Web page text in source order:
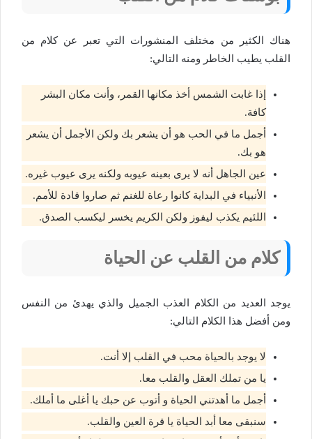
هناك الكثير من مختلف المنشورات التي تعبر عن كلام من
القلب يطيب الخاطر ومنه التالي:
إذا غابت الشمس أخذ مكانها القمر، وأنت مكان البشر
كافة.
أجمل ما في الحب هو أن يشعر بك ولكن الأجمل أن يشعر
هو بك.
عين الجاهل أنه لا يرى بعينه عيوبه ولكنه يرى عيوب غيره.
الأنبياء في البداية كانوا رعاة للغنم ثم صاروا قادة للأمم.
اللئيم يكذب ليفوز ولكن الكريم يخسر ليكسب الصدق.
كلام من القلب عن الحياة
يوجد العديد من الكلام العذب الجميل والذي يهدئ من النفس
ومن أفضل هذا الكلام التالي:
لا يوجد بالحياة محب في القلب إلا أنت.
يا من تملك العقل والقلب معا.
أجمل ما أهدتني الحياة و أتوب عن حبك يا أغلى ما أملك.
سنبقى معا أبد الحياة يا قرة العين والقلب.